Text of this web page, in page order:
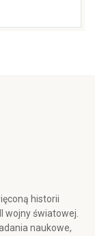
historii
wojny światowej.
naukowe,